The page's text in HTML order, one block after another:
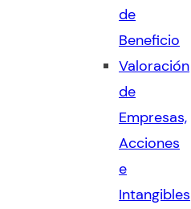
de
Beneficio
Valoración
de
Empresas,
Acciones
e
Intangibles